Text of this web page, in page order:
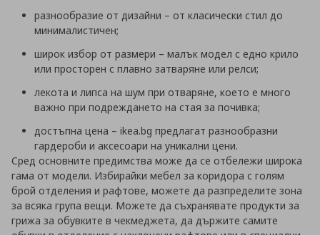
разнообразие от дизайни – от класически стил до
минималистичен;
широк избор от размери – малък модел с едно крило
или просторен с плавно затваряне или релси;
лекота и липса на шум при отваряне, което е много
важно при подреждането на стая за почивка;
достъпна цена – ikea.bg предлагат разнообразни
гардероби и аксесоари на уникални цени.
Сред основните предимства може да се отбележи широка
гама от модели. Избирайки мебел за коридора с голям
брой отделения и рафтове, можете да разпределите зона
за всяка група вещи. Можете да съхранявате продукти за
грижа за обувките в чекмеджета, да държите самите